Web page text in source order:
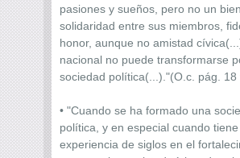
pasiones y sueños, pero no un
solidaridad entre sus miembros,
honor, aunque no amistad
nacional no puede transformarse
sociedad política(...)."(O.c. pág. 18
• "Cuando se ha formado una
política, y en especial cuando
experiencia de siglos en el